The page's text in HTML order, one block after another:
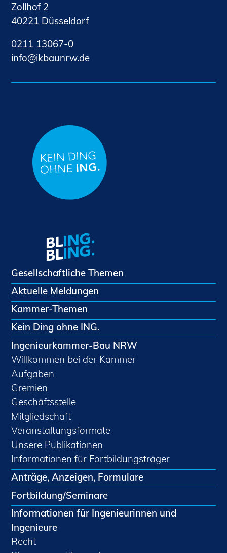
Zollhof 2
40221 Düsseldorf
0211 13067-0
nf
kb nrwd
Gesellschaftliche Themen
Aktuelle Meldungen
Kammer-Themen
Kein Ding ohne ING.
Ingenieurkammer-Bau NRW
Willkommen bei der Kammer
Aufgaben
Gremien
Geschäftsstelle
Mitgliedschaft
Veranstaltungsformate
Unsere Publikationen
Informationen für Fortbildungsträger
Anträge, Anzeigen, Formulare
Fortbildung/Seminare
Informationen für Ingenieurinnen und
Ingenieure
Recht